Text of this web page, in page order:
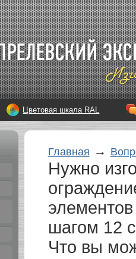
Цветовая шкала RAL
Главная →
Нужно
шагом 12
Что вы